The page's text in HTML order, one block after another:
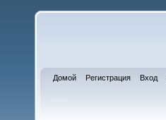
Домой Регистрация Вход